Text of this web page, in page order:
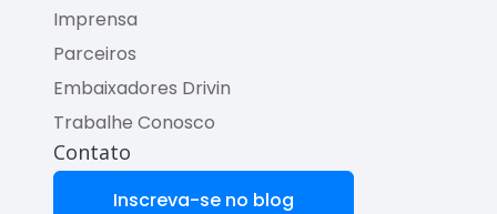
Imprensa
Parceiros
Embaixadores Drivin
Trabalhe Conosco
Contato
Inscreva-se no blog